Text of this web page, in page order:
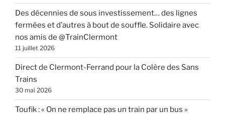
Des décennies de sous investissement… des lignes
fermées et d’autres à bout de souffle. Solidaire avec
nos amis de @TrainClermont
11 juillet 2026
Direct de Clermont-Ferrand pour la Colère des Sans
Trains
30 mai 2026
Toufik : « On ne remplace pas un train par un bus »